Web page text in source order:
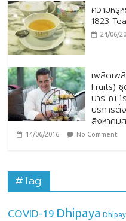
ความหรู
1823
24/06/
เพลิดเพ
Fruits) ชุ
บาร์ ณ โ
บริการตั้
สิงหาคม
14/06/2016 No Comment
#Tag:
COVID-19 Dhipaya